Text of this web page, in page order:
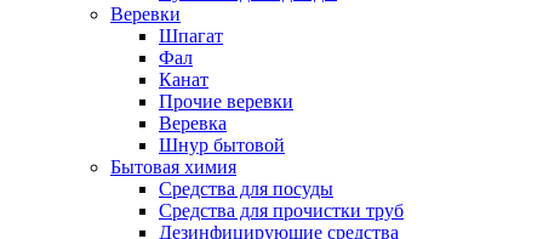
Веревки
Шпагат
Фал
Канат
Прочие веревки
Веревка
Шнур бытовой
Бытовая химия
Средства для посуды
Средства для прочистки труб
Дезинфицирующие средства